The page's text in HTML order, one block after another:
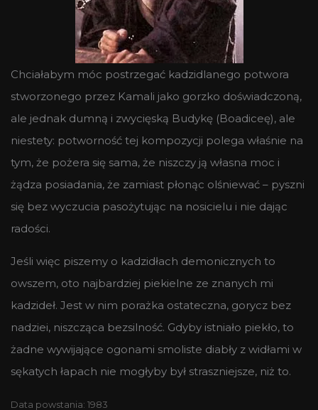
Chciałabym móc postrzegać kadzidlanego potwora
stworzonego przez Kamali jako gorzko doświadczoną,
ale jednak dumną i zwycięską Budykę (Boadiceę), ale
niestety: potworność tej kompozycji polega właśnie na
tym, że pożera się sama, że niszczy ją własna moc i
żądza posiadania, że zamiast płonąc olśniewać – pyszni
się bez wyczucia pasożytując na nosicielu i nie dając
radości.
Jeśli więc piszemy o kadzidłach demonicznych to
owszem, oto najbardziej piekielne ze znanych mi
kadzideł. Jest w nim porażka ostateczna, gorycz bez
nadziei, niszcząca bezsilność. Gdyby istniało piekło, to
żadne wywijające ogonami smoliste diabły z widłami w
sękatych łapach nie mogłyby był straszniejsze, niż to.
Data powstania: 1983